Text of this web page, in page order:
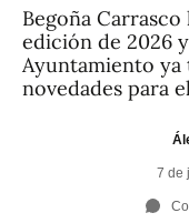
Begoña
edición de 2026
Ayuntamiento ya
novedades para
7 de